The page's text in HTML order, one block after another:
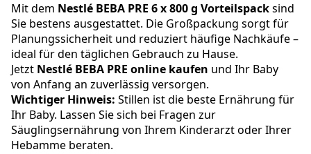
Mit dem Nestlé BEBA PRE 6 x 800 g Vorteilspacksind
Sie bestens ausgestattet. Die Großpackung sorgt für
Planungssicherheit und reduziert häufige Nachkäufe –
ideal für den täglichen Gebrauch zu Hause.
Jetzt Nestlé BEBA PRE online kaufen und Ihr Baby
von Anfang an zuverlässig versorgen.
Wichtiger Hinweis: Stillen ist die beste Ernährung für
Ihr Baby. Lassen Sie sich bei Fragen zur
Säuglingsernährung von Ihrem Kinderarzt oder Ihrer
Hebamme beraten.